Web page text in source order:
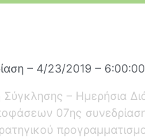
– 4/23/2019 –
– Ημερήσια
07ης